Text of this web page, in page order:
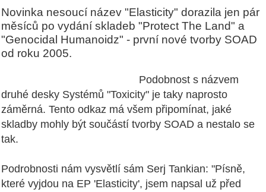
Novinka nesoucí název "Elasticity" dorazila jen pár
měsíců po vydání skladeb "Protect The Land" a
"Genocidal Humanoidz" - první nové tvorby SOAD
od roku 2005.
Podobnost s názvem
druhé desky Systémů "Toxicity" je taky naprosto
záměrná. Tento odkaz má všem připomínat, jaké
skladby mohly být součástí tvorby SOAD a nestalo se
tak.
Podrobnosti nám vysvětlí sám Serj Tankian: "Písně,
které vyjdou na EP 'Elasticity', jsem napsal už před